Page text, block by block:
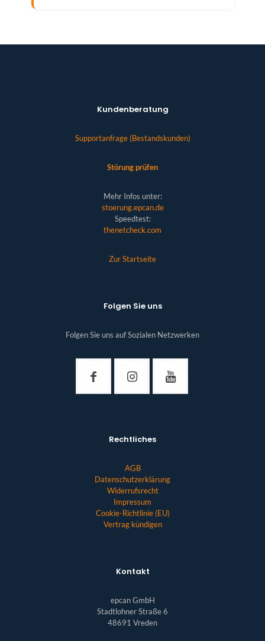
Kundenberatung
Supportanfrage (Bestandskunden)
Störung prüfen
Mehr Infos unter:
stoerung.epcan.de
Speedtest:
thenetcheck.com
Zur Startseite
Folgen Sie uns
Folgen Sie uns auf Sozialen Netzwerken
Rechtliches
AGB
Datenschutzerklärung
Widerrufsrecht
Impressum
Cookie-Richtlinie (EU)
Vertrag kündigen
Kontakt
epcan GmbH
Stadtlohner Straße 6
48691 Vreden